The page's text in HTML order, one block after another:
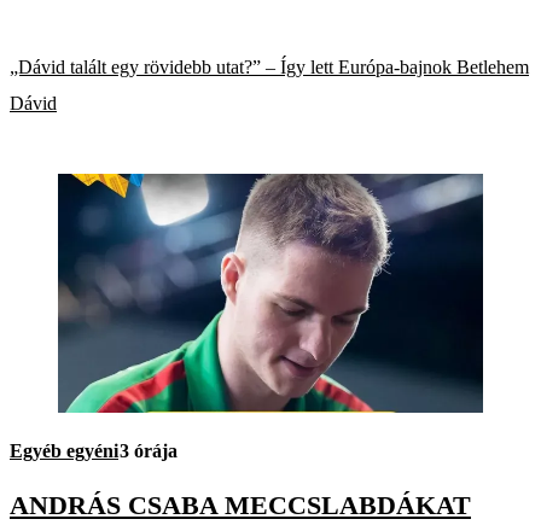
„Dávid talált egy rövidebb utat?” – Így lett Európa-bajnok Betlehem
Dávid
Egyéb egyéni3 órája
ANDRÁS CSABA MECCSLABDÁKAT